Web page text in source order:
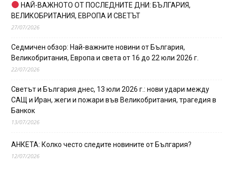
НАЙ-ВАЖНОТО ОТ ПОСЛЕДНИТЕ ДНИ: БЪЛГАРИЯ,
ВЕЛИКОБРИТАНИЯ, ЕВРОПА И СВЕТЪТ
27/07/2026
Седмичен обзор: Най-важните новини от България,
Великобритания, Европа и света от 16 до 22 юли 2026 г.
22/07/2026
Светът и България днес, 13 юли 2026 г.: нови удари между
САЩ и Иран, жеги и пожари във Великобритания, трагедия в
Банкок
13/07/2026
АНКЕТА: Колко често следите новините от България?
12/07/2026